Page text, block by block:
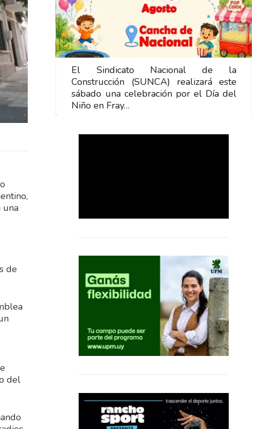
una
de
del
de la
este
Día del
El Sindicato Nacional de la
Construcción (SUNCA) realizará este
sábado una celebración por el Día del
Niño en Fray…